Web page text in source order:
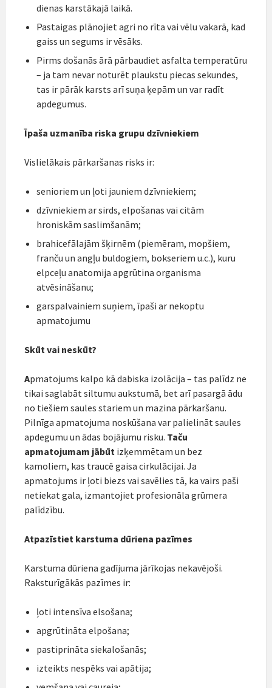
dienas karstākajā laikā.
Pastaigas plānojiet agri no rīta vai vēlu vakarā, kad
gaiss un segums ir vēsāks.
Pirms došanās ārā pārbaudiet asfalta temperatūru
– ja tam nevar noturēt plaukstu piecas sekundes,
tas ir pārāk karsts arī suņa ķepām un var radīt
apdegumus.
Īpaša uzmanība riska grupu dzīvniekiem
Vislielākais pārkaršanas risks ir:
senioriem un ļoti jauniem dzīvniekiem;
dzīvniekiem ar sirds, elpošanas vai citām
hroniskām saslimšanām;
brahicefālajām šķirnēm (piemēram, mopšiem,
franču un angļu buldogiem, bokseriem u.c.), kuru
elpceļu anatomija apgrūtina organisma
atvēsināšanu;
garspalvainiem suņiem, īpaši ar nekoptu
apmatojumu
Skūt vai neskūt?
Apmatojums kalpo kā dabiska izolācija – tas palīdz ne
tikai saglabāt siltumu aukstumā, bet arī pasargā ādu
no tiešiem saules stariem un mazina pārkaršanu.
Pilnīga apmatojuma noskūšana var palielināt saules
apdegumu un ādas bojājumu risku. Taču
apmatojumam jābūt izķemmētam un bez
kamoliem, kas traucē gaisa cirkulācijai. Ja
apmatojums ir ļoti biezs vai savēlies tā, ka vairs paši
netiekat gala, izmantojiet profesionāla grūmera
palīdzību.
Atpazīstiet karstuma dūriena pazīmes
Karstuma dūriena gadījuma jārīkojas nekavējoši.
Raksturīgākās pazīmes ir:
ļoti intensīva elsošana;
apgrūtināta elpošana;
pastiprināta siekalošanās;
izteikts nespēks vai apātija;